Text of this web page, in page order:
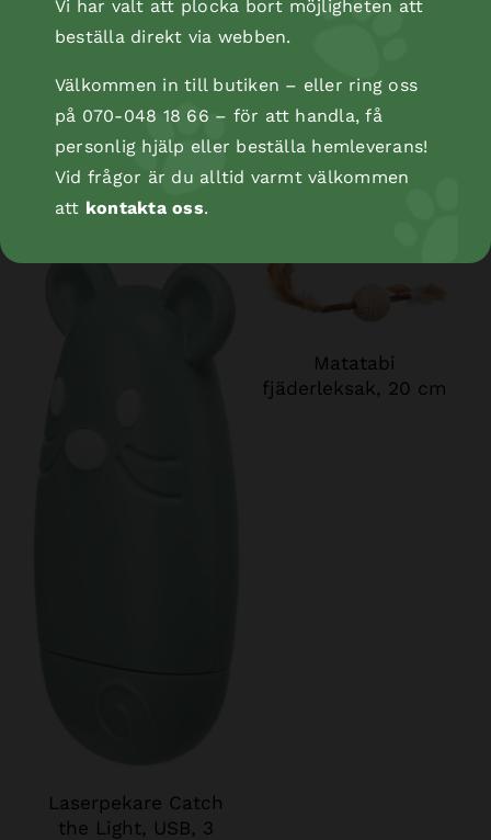
Klöspelare, 106 cm,
beige
Klöspelare, 106 cm,
Laserpekare Catch
the Light, USB, 3
Matatabi
fjäderleksak, 20 cm
Vi har valt att plocka bort möjligheten att
beställa direkt via webben.
Välkommen in till butiken – eller ring oss
på 070-048 18 66 – för att handla, få
personlig hjälp eller beställa hemleverans!
Vid frågor är du alltid varmt välkommen
att kontakta oss.